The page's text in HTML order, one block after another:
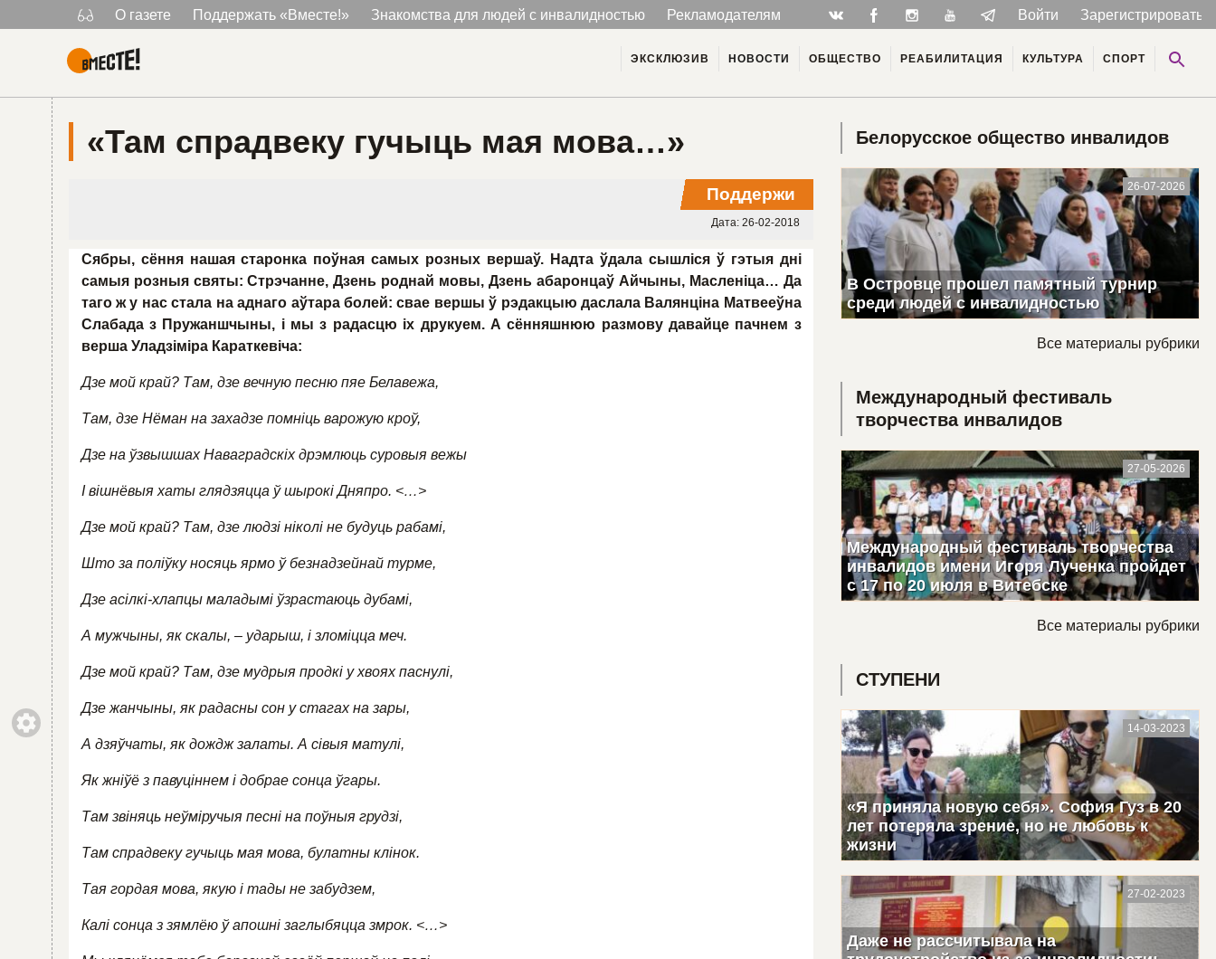
О газете Поддержать «Вместе!» Знакомства для людей с инвалидностью
Рекламодателям
Войти
ЭКСКЛЮЗИВ НОВОСТИ ОБЩЕСТВО РЕАБИЛИТАЦИЯ КУЛЬТУРА СПОРТ
«Там спрадвеку гучыць мая мова…»
Поддержи
Дата:26-02-2018
Сябры, сёння нашая старонка поўная самых розных вершаў. Надта ўдала сышліся ў гэтыя дні
самыя розныя святы: Стрэчанне, Дзень роднай мовы, Дзень абаронцаў Айчыны, Масленіца… Да
таго ж у нас стала на аднаго аўтара болей: свае вершы ў рэдакцыю даслала Валянціна Матвееўна
Слабада з Пружаншчыны, і мы з радасцю іх друкуем. А сённяшнюю размову давайце пачнем з
верша Уладзіміра Караткевіча:
Дзе мой край? Там, дзе вечную песню пяе Белавежа,
Там, дзе Нёман на захадзе помніць варожую кроў,
Дзе на ўзвышшах Наваградскіх дрэмлюць суровыя вежы
І вішнёвыя хаты глядзяцца ў шырокі Дняпро. <…>
Дзе мой край? Там, дзе людзі ніколі не будуць рабамі,
Што за поліўку носяць ярмо ў безнадзейнай турме,
Дзе асілкі-хлапцы маладымі ўзрастаюць дубамі,
А мужчыны, як скалы, – ударыш, і зломіцца меч.
Дзе мой край? Там, дзе мудрыя продкі у хвоях паснулі,
Дзе жанчыны, як радасны сон у стагах на зары,
А дзяўчаты, як дождж залаты. А сівыя матулі,
Як жніўё з павуціннем і добрае сонца ўгары.
Там звіняць неўміручыя песні на поўныя грудзі,
Там спрадвеку гучыць мая мова, булатны клінок.
Тая гордая мова, якую і тады не забудзем,
Калі сонца з зямлёю ў апошні заглыбяцца змрок. <…>
Белорусское общество инвалидов
26-07-2026
В Островце прошел памятный турнир
среди людей с инвалидностью
Все материалы рубрики
Международный фестиваль
творчества инвалидов
27-05-2026
Международный фестиваль творчества
инвалидов имени Игоря Лученка пройдет
с 17 по 20 июля в Витебске
Все материалы рубрики
СТУПЕНИ
14-03-2023
«Я приняла новую себя». София Гуз в 20
лет потеряла зрение, но не любовь к
жизни
27-02-2023
Даже не рассчитывала на